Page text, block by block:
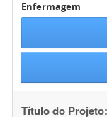
Enfermagem
Título do Projeto: